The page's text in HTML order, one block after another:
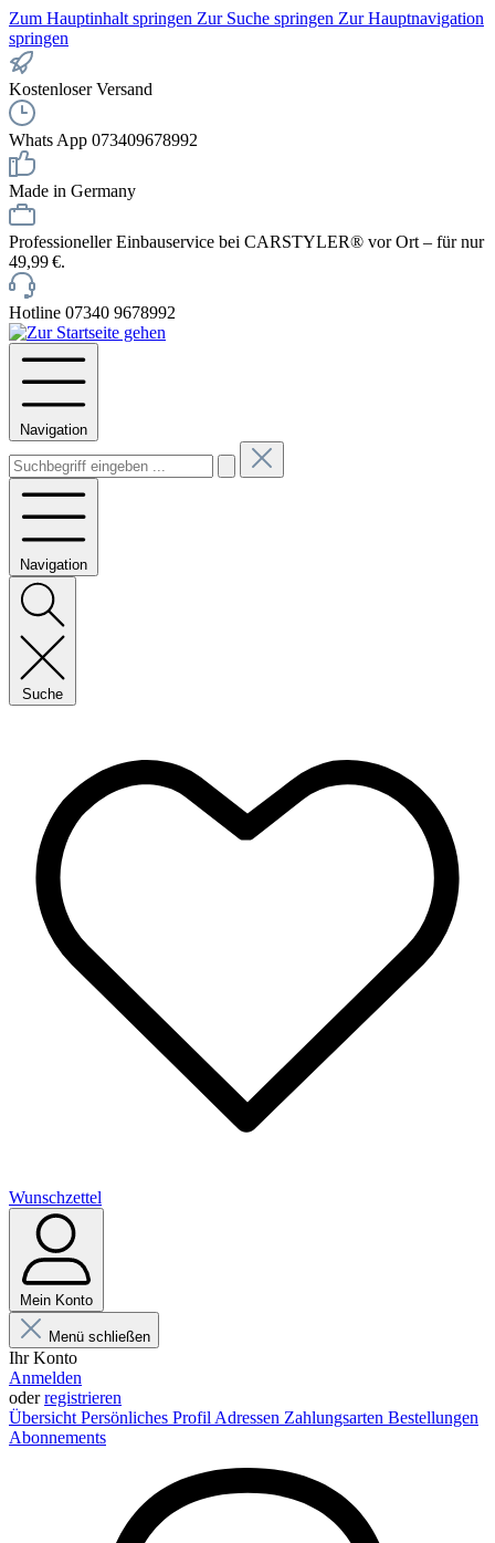
Zum Hauptinhalt springen Zur Suche springen Zur Hauptnavigation
springen
Kostenloser Versand
Whats App 073409678992
Made in Germany
Professioneller Einbauservice bei CARSTYLER® vor Ort – für nur
49,99 €.
Hotline 07340 9678992
Navigation
Navigation
Suche
Wunschzettel
Mein Konto
Menü schließen
Ihr Konto
Anmelden
oderregistrieren
Übersicht Persönliches Profil Adressen Zahlungsarten Bestellungen
Abonnements